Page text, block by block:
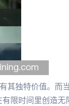
其独特价值。而
限时间里创造无